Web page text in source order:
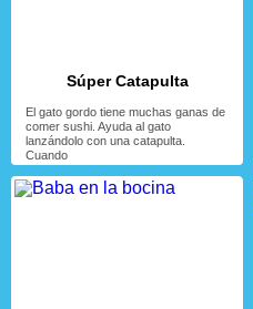
Súper Catapulta
El gato gordo tiene muchas ganas de
comer sushi. Ayuda al gato
lanzándolo con una catapulta.
Cuando